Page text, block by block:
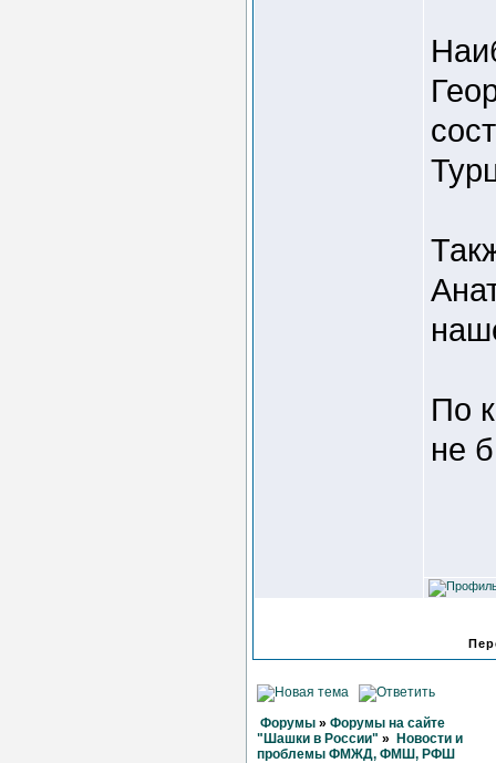
По
не
Форумы » Форумы на сайте
"Шашки в России" »
Новости и
проблемы ФМЖД, ФМШ, РФШ